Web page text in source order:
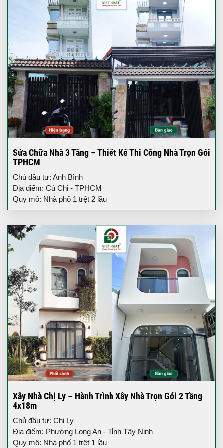
Sửa Chữa Nhà 3 Tầng – Thiết Kế Thi Công Nhà Trọn Gói
TPHCM
Chủ đầu tư: Anh Bình
Địa điểm: Củ Chi - TPHCM
Quy mô: Nhà phố 1 trệt 2 lầu
Xây Nhà Chị Ly – Hành Trình Xây Nhà Trọn Gói 2 Tầng
4x18m
Chủ đầu tư: Chị Ly
Địa điểm: Phường Long An - Tỉnh Tây Ninh
Quy mô: Nhà phố 1 trệt 1 lầu